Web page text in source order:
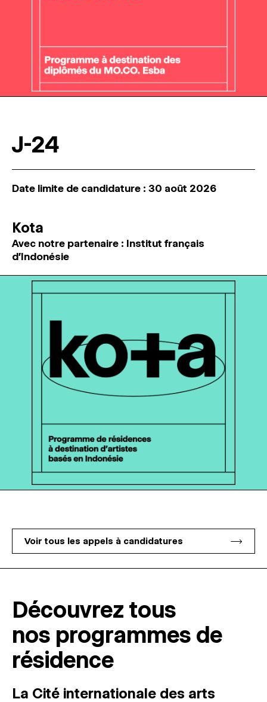
J-24
Date limite de candidature : 30 août 2026
Kota
Avec notre partenaire : Institut français
d'Indonésie
Voir tous les appels à candidatures
Découvrez tous
nos programmes de
résidence
La Cité internationale des arts